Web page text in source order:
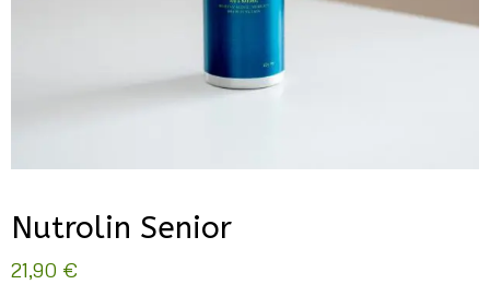
Nutrolin Senior
21,90 €